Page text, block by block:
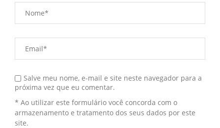
Salve meu nome, e-mail e site neste navegador para a
próxima vez que eu comentar.
* Ao utilizar este formulário você concorda com o
armazenamento e tratamento dos seus dados por este
site.